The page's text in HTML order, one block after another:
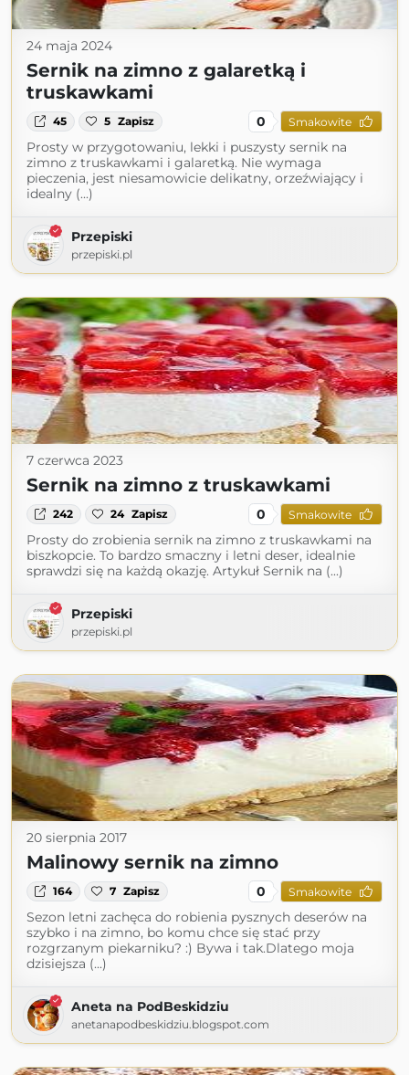
24 maja 2024
Sernik na zimno z galaretką i
truskawkami
45 5 Zapisz 0 Smakowite
Prosty w przygotowaniu, lekki i puszysty sernik na
zimno z truskawkami i galaretką. Nie wymaga
pieczenia, jest niesamowicie delikatny, orzeźwiający i
idealny (...)
Przepiski
przepiski.pl
7 czerwca 2023
Sernik na zimno z truskawkami
242 24 Zapisz 0 Smakowite
Prosty do zrobienia sernik na zimno z truskawkami na
biszkopcie. To bardzo smaczny i letni deser, idealnie
sprawdzi się na każdą okazję. Artykuł Sernik na (...)
Przepiski
przepiski.pl
20 sierpnia 2017
Malinowy sernik na zimno
164 7 Zapisz 0 Smakowite
Sezon letni zachęca do robienia pysznych deserów na
szybko i na zimno, bo komu chce się stać przy
rozgrzanym piekarniku? :) Bywa i tak.Dlatego moja
dzisiejsza (...)
Aneta na PodBeskidziu
anetanapodbeskidziu.blogspot.com